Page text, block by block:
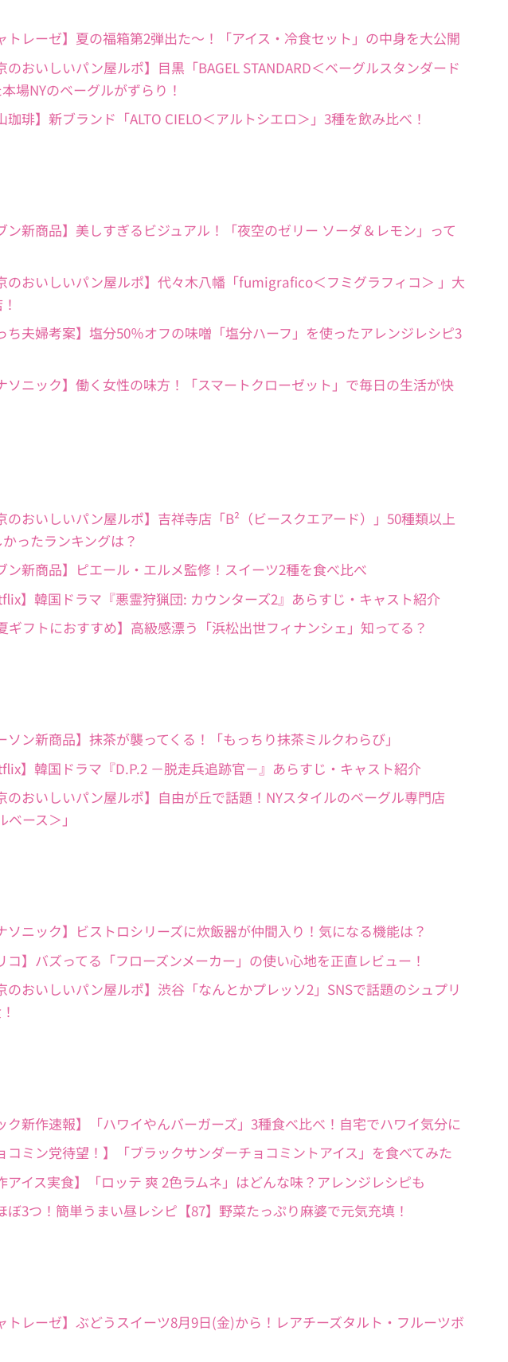
トレーゼ】夏の福箱第2弾出た〜！「アイス・冷食セット」の中身を大公開
のおいしいパン屋ルポ】目黒「BAGEL STANDARD＜ベーグルスタンダード
場NYのベーグルがずらり！
珈琲】新ブランド「ALTO CIELO＜アルトシエロ＞」3種を飲み比べ！
ン新商品】美しすぎるビジュアル！「夜空のゼリー ソーダ＆レモン」って
のおいしいパン屋ルポ】代々木八幡「fumigrafico＜フミグラフィコ＞ 」大
ち夫婦考案】塩分50％オフの味噌󠄀「塩分ハーフ」を使ったアレンジレシピ3
ソニック】働く女性の味方！「スマートクローゼット」で毎日の生活が快
のおいしいパン屋ルポ】吉祥寺店「B²（ビースクエアード）」50種類以上
ったランキングは？
ン新商品】ピエール・エルメ監修！スイーツ2種を食べ比べ
】韓国ドラマ『悪霊狩猟団: カウンターズ2』あらすじ・キャスト紹介
ギフトにおすすめ】高級感漂う「浜松出世フィナンシェ」知ってる？
ソン新商品】抹茶が襲ってくる！「もっちり抹茶ミルクわらび」
】韓国ドラマ『D.P.2 －脱走兵追跡官－』あらすじ・キャスト紹介
のおいしいパン屋ルポ】自由が丘で話題！NYスタイルのベーグル専門店
ベース＞」
ソニック】ビストロシリーズに炊飯器が仲間入り！気になる機能は？
コ】バズってる「フローズンメーカー」の使い心地を正直レビュー！
のおいしいパン屋ルポ】渋谷「なんとかプレッソ2」SNSで話題のシュプリ
ク新作速報】「ハワイやんバーガーズ」3種食べ比べ！自宅でハワイ気分に
コミン党待望！】「ブラックサンダーチョコミントアイス」を食べてみた
アイス実食】「ロッテ 爽 2色ラムネ」はどんな味？アレンジレシピも
ぼ3つ！簡単うまい昼レシピ【87】野菜たっぷり麻婆で元気充填！
トレーゼ】ぶどうスイーツ8月9日(金)から！レアチーズタルト・フルーツボ